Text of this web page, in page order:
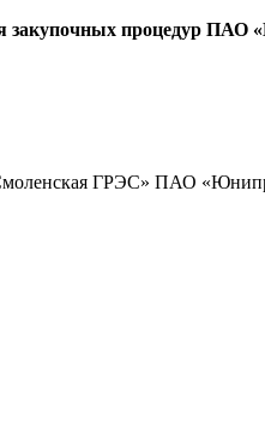
закупочных процедур ПАО
ГРЭС» ПАО